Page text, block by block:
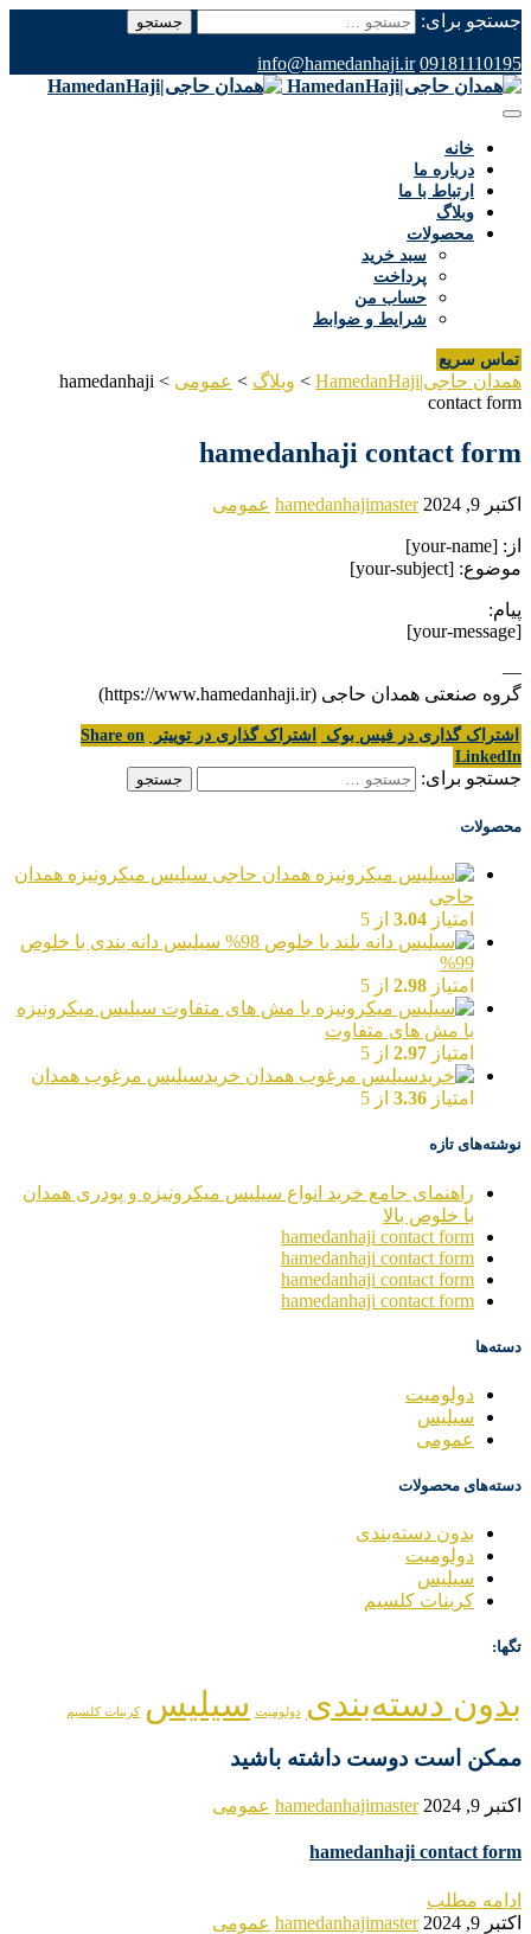
جستجو برای:
09181110195
info@hamedanhaji.ir
خانه
درباره ما
ارتباط با ما
وبلاگ
محصولات
سبد خرید
پرداخت
حساب من
شرایط و ضوابط
تماس سریع
همدان حاجی|HamedanHaji > وبلاگ > عمومی >
hamedanhaji
contact form
hamedanhaji contact form
اکتبر 9, 2024 hamedanhajimaster عمومی
از: [your-name]
موضوع: [your-subject]
پیام:
[your-message]
—
گروه صنعتی همدان حاجی (https://www.hamedanhaji.ir)
اشتراک گذاری در فیس بوک اشتراک گذاری در توییتر
Share on
LinkedIn
جستجو برای:
محصولات
سیلیس میکرونیزه همدان
حاجی
امتیاز 3.04 از 5
سیلیس دانه بندی با خلوص
99%
امتیاز 2.98 از 5
سیلیس میکرونیزه
با مش های متفاوت
امتیاز 2.97 از 5
خریدسیلیس مرغوب همدان
امتیاز 3.36 از 5
نوشته‌های تازه
راهنمای جامع خرید انواع سیلیس میکرونیزه و پودری همدان
با خلوص بالا
hamedanhaji contact form
hamedanhaji contact form
hamedanhaji contact form
hamedanhaji contact form
دسته‌ها
دولومیت
سیلیس
عمومی
دسته‌های محصولات
بدون دسته‌بندی
دولومیت
سیلیس
کربنات کلسیم
تگها:
بدون دسته‌بندی دولومیت سیلیس کربنات کلسیم
ممکن است دوست داشته باشید
اکتبر 9, 2024 hamedanhajimaster عمومی
hamedanhaji contact form
ادامه مطلب
اکتبر 9, 2024
hamedanhajimaster عمومی